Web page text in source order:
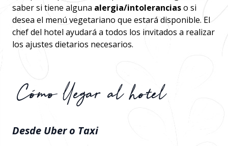
saber si tiene alguna alergia/intoleranciaso si
desea el menú vegetariano que estará disponible. El
chef del hotel ayudará a todos los invitados a realizar
los ajustes dietarios necesarios.
Cómo llegar al hotel
Desde Uber o Taxi